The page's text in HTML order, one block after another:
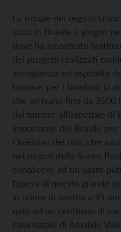
La troupe del regista
stata in Brasile a giugno
dove ha incontrato
dei progetti realizzati
accoglienza ed ospitalità
tumore, per i bambini, la
che arrivano fino da 3500
dal tumore all’ospedale di
importante del Brasile per
Obiettivo del film, che
nei negozi delle Suore
conoscere ad un vasto
l’opera di questo grande
in odore di santità a 91
nato ad un centinaio di
casa natale di Amabile